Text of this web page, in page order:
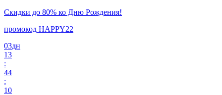
Скидки до 80% ко Дню Рождения!
промокод HAPPY22
03дн
13
:
44
:
10